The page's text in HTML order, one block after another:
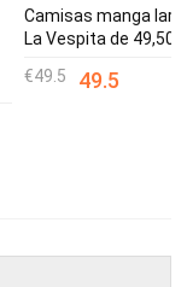
Camisas manga
La Vespita de 49,50€
49.5
49.5